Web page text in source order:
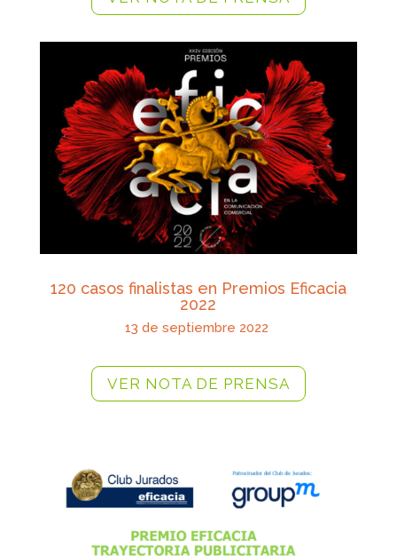
120 casos finalistas en Premios Eficacia
2022
13 de septiembre 2022
VER NOTA DE PRENSA